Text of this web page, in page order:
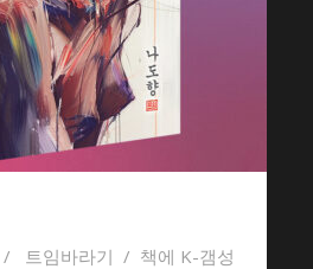
트임바라기
책에 K-갬성